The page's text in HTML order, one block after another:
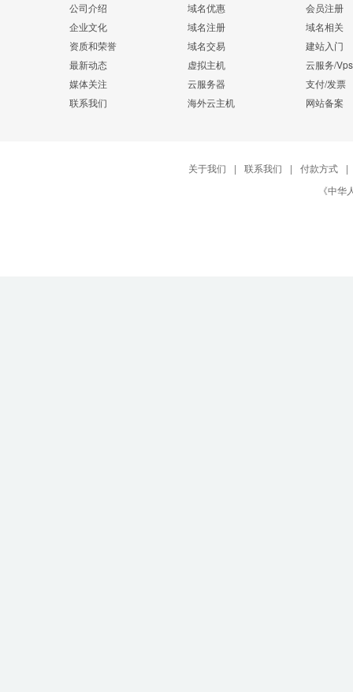
公司介绍
企业文化
资质和荣誉
最新动态
媒体关注
联系我们
域名优惠
域名注册
域名交易
虚拟主机
云服务器
海外云主机
会员注册
域名相关
建站入门
云服务/Vps
支付/发票
网站备案
关于我们 | 联系我们 | 付款方式
|
《中